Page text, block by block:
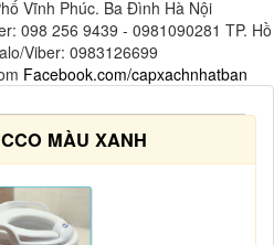
Vĩnh Phúc. Ba Đình Hà Nội
098 256 9439 - 0981090281 TP. Hồ
Viber: 0983126699
Facebook.com/capxachnhatban
MÀU XANH